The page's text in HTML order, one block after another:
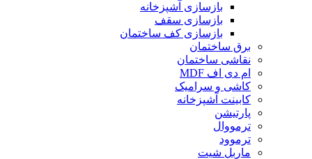
بازسازی آشپزخانه
بازسازی سقف
بازسازی کف ساختمان
برق ساختمان
نقاشی ساختمان
ام دی اف MDF
کاشی و سرامیک
کابینت آشپزخانه
پارتیشن
ترمووال
ترموود
ماربل شیت